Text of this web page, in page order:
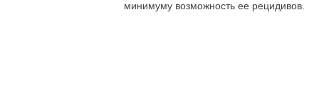
минимуму возможность ее рецидивов.